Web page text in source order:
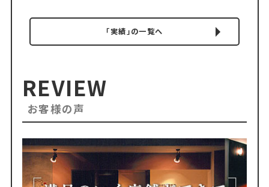
「実績」の一覧へ
REVIEW
お客様の声